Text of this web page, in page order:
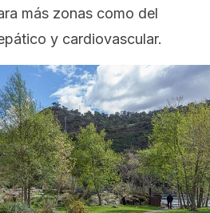
más zonas como del
y cardiovascular.